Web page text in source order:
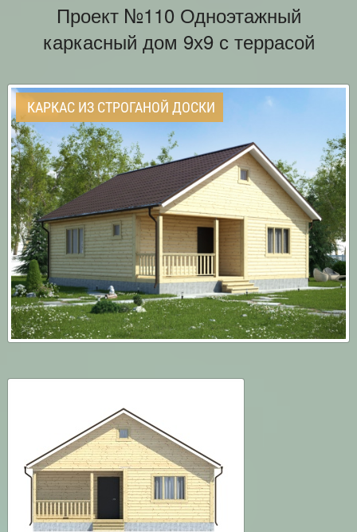
Проект №110 Одноэтажный
каркасный дом 9х9 с террасой
КАРКАС ИЗ СТРОГАНОЙ ДОСКИ